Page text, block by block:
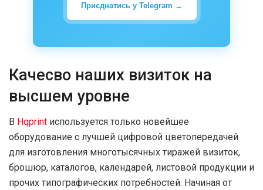
Приєднатись у Telegram →
Качесво наших визиток на
высшем уровне
В Hqprint используется только новейшее
оборудование с лучшей цифровой цветопередачей
для изготовления многотысячных тиражей визиток,
брошюр, каталогов, календарей, листовой продукции и
прочих типографических потребностей. Начиная от